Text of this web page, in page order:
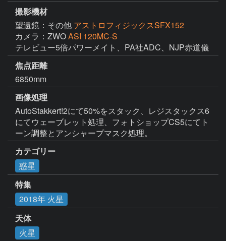
撮影機材
望遠鏡：その他 アストロフィジックスSFX152
カメラ：ZWOASI 120MC-S
テレビュー5倍パワーメイト、PA社ADC、NJP赤道儀
焦点距離
6850mm
画像処理
AutoStakkert!2にて50%をスタック、レジスタックス6
にてウェーブレット処理、フォトショップCS5にてト
ーン調整とアンシャープマスク処理。
カテゴリー
惑星
特集
2018年 火星
天体
火星